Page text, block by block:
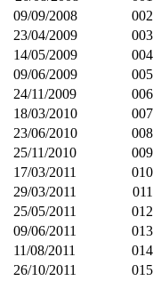
09/09/2008
002
23/04/2009
003
14/05/2009
004
09/06/2009
005
24/11/2009
006
18/03/2010
007
23/06/2010
008
25/11/2010
009
17/03/2011
010
29/03/2011
011
25/05/2011
012
09/06/2011
013
11/08/2011
014
26/10/2011
015